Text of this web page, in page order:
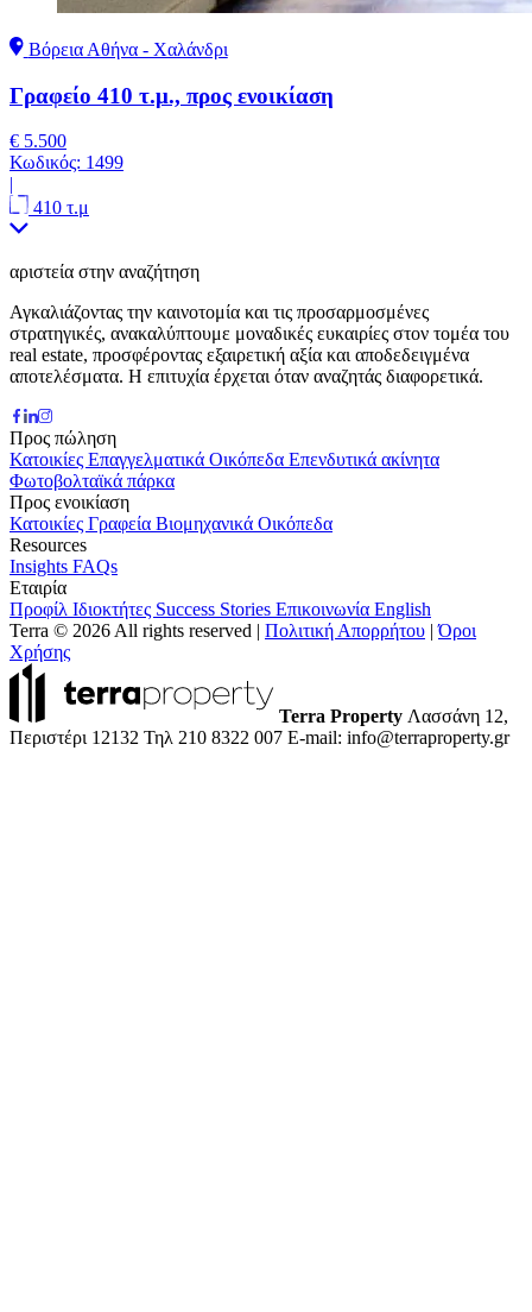
Βόρεια Αθήνα - Χαλάνδρι
Γραφείο 410 τ.μ., προς ενοικίαση
€ 5.500
Κωδικός: 1499
|
410 τ.μ
αριστεία στην αναζήτηση
Αγκαλιάζοντας την καινοτομία και τις προσαρμοσμένες
στρατηγικές, ανακαλύπτουμε μοναδικές ευκαιρίες στον τομέα του
real estate, προσφέροντας εξαιρετική αξία και αποδεδειγμένα
αποτελέσματα. Η επιτυχία έρχεται όταν αναζητάς διαφορετικά.
Προς πώληση
Κατοικίες Επαγγελματικά Οικόπεδα Επενδυτικά ακίνητα
Φωτοβολταϊκά πάρκα
Προς ενοικίαση
Κατοικίες Γραφεία Βιομηχανικά Οικόπεδα
Resources
Insights FAQs
Εταιρία
Προφίλ Ιδιοκτήτες Success Stories Επικοινωνία English
Terra © 2026 All rights reserved | Πολιτική Απορρήτου |Όροι
Χρήσης
Terra Property Λασσάνη 12,
Περιστέρι 12132 Τηλ 210 8322 007 E-mail: info@terraproperty.gr